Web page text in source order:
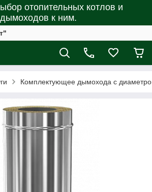
отопительных котлов и
дымоходов к ним.
Комплектующее дымохода с